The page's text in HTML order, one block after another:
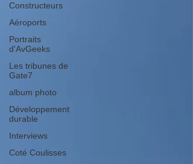
Constructeurs
Aéroports
Portraits
d'AvGeeks
Les tribunes de
Gate7
album photo
Développement
durable
Interviews
Coté Coulisses